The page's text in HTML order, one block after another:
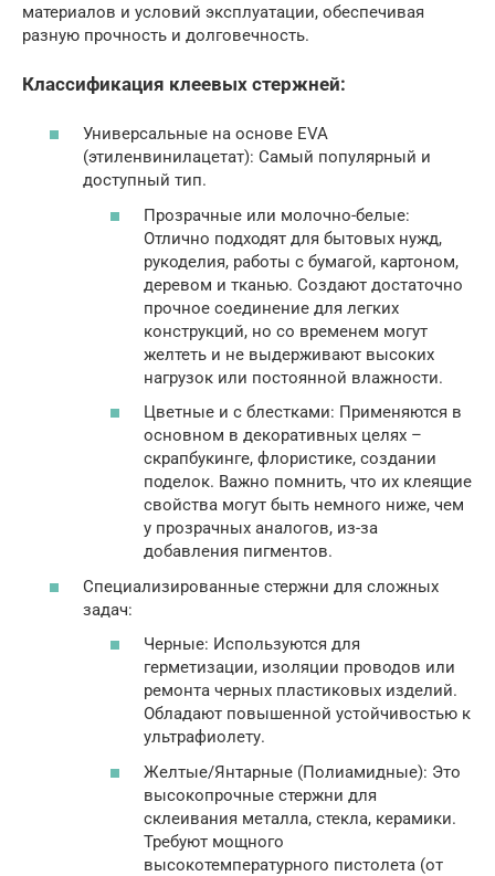
материалов и условий эксплуатации, обеспечивая
разную прочность и долговечность.
Классификация клеевых стержней:
Универсальные на основе EVA
(этиленвинилацетат): Самый популярный и
доступный тип.
Прозрачные или молочно-белые:
Отлично подходят для бытовых нужд,
рукоделия, работы с бумагой, картоном,
деревом и тканью. Создают достаточно
прочное соединение для легких
конструкций, но со временем могут
желтеть и не выдерживают высоких
нагрузок или постоянной влажности.
Цветные и с блестками: Применяются в
основном в декоративных целях –
скрапбукинге, флористике, создании
поделок. Важно помнить, что их клеящие
свойства могут быть немного ниже, чем
у прозрачных аналогов, из-за
добавления пигментов.
Специализированные стержни для сложных
задач:
Черные: Используются для
герметизации, изоляции проводов или
ремонта черных пластиковых изделий.
Обладают повышенной устойчивостью к
ультрафиолету.
Желтые/Янтарные (Полиамидные): Это
высокопрочные стержни для
склеивания металла, стекла, керамики.
Требуют мощного
высокотемпературного пистолета (от